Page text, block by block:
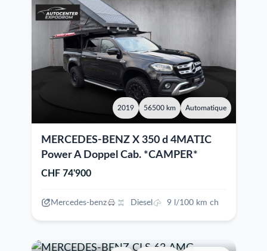
2019 56500 km Automatique
MERCEDES-BENZ X 350 d 4MATIC
Power A Doppel Cab. *CAMPER*
CHF 74'900
Mercedes-benz Diesel 9 l/100 km ch